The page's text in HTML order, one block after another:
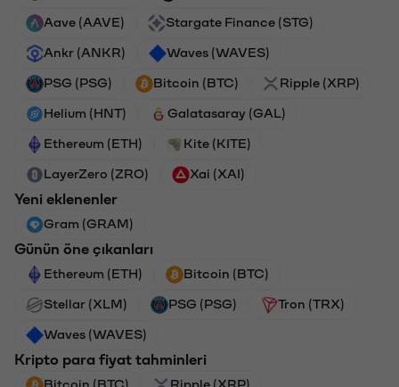
Aave (AAVE) Stargate Finance (STG)
Ankr (ANKR) Waves (WAVES)
PSG (PSG) Bitcoin (BTC) Ripple (XRP)
Helium (HNT) Galatasaray (GAL)
Ethereum (ETH) Kite (KITE)
LayerZero (ZRO) Xai (XAI)
Yeni eklenenler
Gram (GRAM)
Günün öne çıkanları
Ethereum (ETH) Bitcoin (BTC)
Stellar (XLM) PSG (PSG) Tron (TRX)
Waves (WAVES)
Kripto para fiyat tahminleri